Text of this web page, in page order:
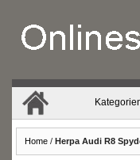
Home / Herpa Audi R8